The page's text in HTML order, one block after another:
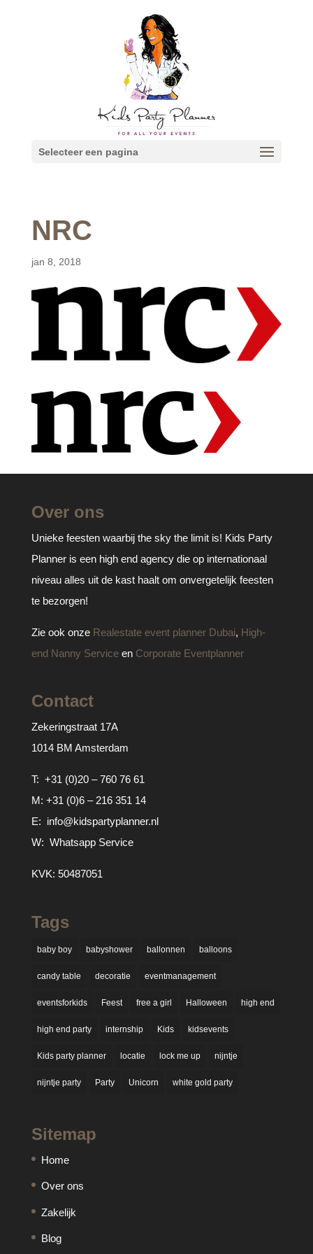
Selecteer een pagina
NRC
jan 8, 2018
Over ons
Unieke feesten waarbij the sky the limit is! Kids Party
Planner is een high end agency die op internationaal
niveau alles uit de kast haalt om onvergetelijk feesten
te bezorgen!
Zie ook onze Realestate event planner Dubai, High-
end Nanny Serviceen Corporate Eventplanner
Contact
Zekeringstraat 17A
1014 BM Amsterdam
T: +31 (0)20 – 760 76 61
M: +31 (0)6 – 216 351 14
E: info@kidspartyplanner.nl
W: Whatsapp Service
KVK: 50487051
Tags
baby boy babyshower ballonnen balloons
candy table decoratie eventmanagement
eventsforkids Feest free a girl Halloween high end
high end party internship Kids kidsevents
Kids party planner locatie lock me up nijntje
nijntje party Party Unicorn white gold party
Sitemap
Home
Over ons
Zakelijk
Blog